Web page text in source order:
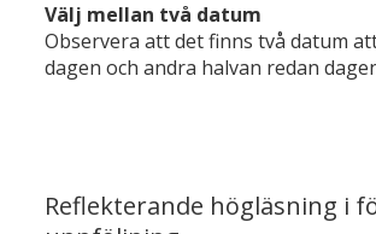
Välj mellan två datum
Observera att det finns två datum
dagen och andra halvan redan
Reflekterande högläsning i